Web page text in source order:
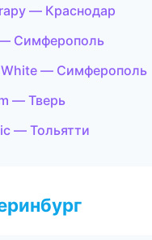
— Краснодар
Симферополь
White — Симферополь
— Тверь
— Тольятти